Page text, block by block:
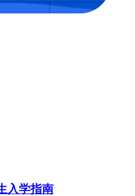
入学指南